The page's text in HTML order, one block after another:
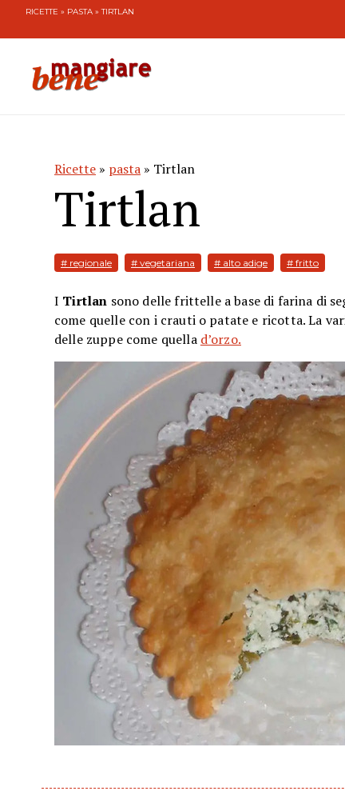
RICETTE » PASTA » TIRTLAN
Ricette » pasta » Tirtlan
Tirtlan
# regionale # vegetariana # alto adige # fritto
I Tirtlan sono delle frittelle a base di farina di
come quelle con i crauti o patate e ricotta. La
delle zuppe come quella d’orzo.